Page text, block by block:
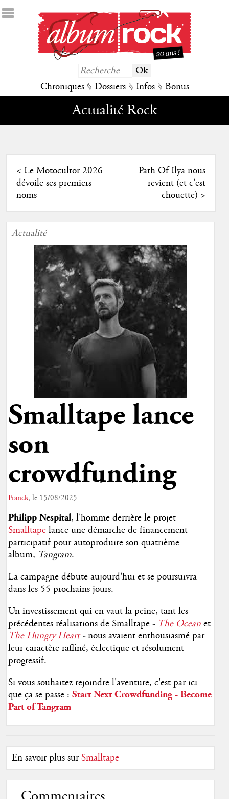
Chroniques § Dossiers § Infos § Bonus
Actualité Rock
< Le Motocultor 2026
dévoile ses premiers
noms
Path Of Ilya nous
revient (et c'est
chouette) >
Actualité
Smalltape lance
son
crowdfunding
Franck, le 15/08/2025
Philipp Nespital, l'homme derrière le projet
Smalltape lance une démarche de financement
participatif pour autoproduire son quatrième
album, Tangram.
La campagne débute aujourd'hui et se poursuivra
dans les 55 prochains jours.
Un investissement qui en vaut la peine, tant les
précédentes réalisations de Smalltape - The Ocean et
The Hungry Heart-nous avaient enthousiasmé par
leur caractère raffiné, éclectique et résolument
progressif.
Si vous souhaitez rejoindre l'aventure, c'est par ici
que ça se passe :Start Next Crowdfunding - Become
Part of Tangram
En savoir plus surSmalltape